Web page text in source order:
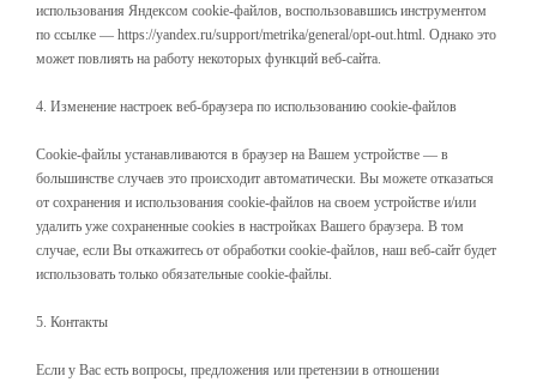
использования Яндексом cookie-файлов, воспользовавшись инструментом
по ссылке — https://yandex.ru/support/metrika/general/opt-out.html. Однако это
может повлиять на работу некоторых функций веб-сайта.
4. Изменение настроек веб-браузера по использованию cookie-файлов
Cookie-файлы устанавливаются в браузер на Вашем устройстве — в
большинстве случаев это происходит автоматически. Вы можете отказаться
от сохранения и использования cookie-файлов на своем устройстве и/или
удалить уже сохраненные сookies в настройках Вашего браузера. В том
случае, если Вы откажитесь от обработки cookie-файлов, наш веб-сайт будет
использовать только обязательные cookie-файлы.
5. Контакты
Если у Вас есть вопросы, предложения или претензии в отношении